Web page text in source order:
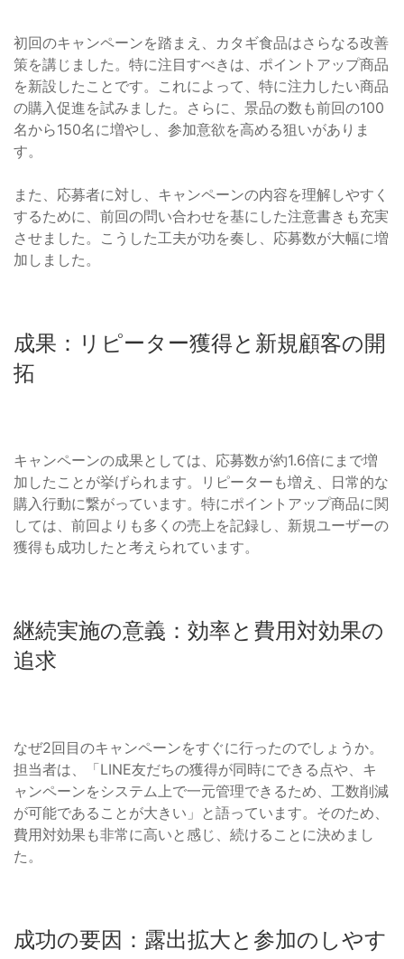
初回のキャンペーンを踏まえ、カタギ食品はさらなる改善
策を講じました。特に注目すべきは、ポイントアップ商品
を新設したことです。これによって、特に注力したい商品
の購入促進を試みました。さらに、景品の数も前回の100
名から150名に増やし、参加意欲を高める狙いがありま
す。
また、応募者に対し、キャンペーンの内容を理解しやすく
するために、前回の問い合わせを基にした注意書きも充実
させました。こうした工夫が功を奏し、応募数が大幅に増
加しました。
成果：リピーター獲得と新規顧客の開
拓
キャンペーンの成果としては、応募数が約1.6倍にまで増
加したことが挙げられます。リピーターも増え、日常的な
購入行動に繋がっています。特にポイントアップ商品に関
しては、前回よりも多くの売上を記録し、新規ユーザーの
獲得も成功したと考えられています。
継続実施の意義：効率と費用対効果の
追求
なぜ2回目のキャンペーンをすぐに行ったのでしょうか。
担当者は、「LINE友だちの獲得が同時にできる点や、キ
ャンペーンをシステム上で一元管理できるため、工数削減
が可能であることが大きい」と語っています。そのため、
費用対効果も非常に高いと感じ、続けることに決めまし
た。
成功の要因：露出拡大と参加のしやす